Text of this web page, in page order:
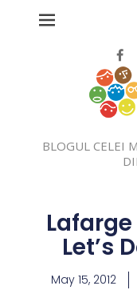
BLOGUL CELEI
Let’s
May 15, 2012